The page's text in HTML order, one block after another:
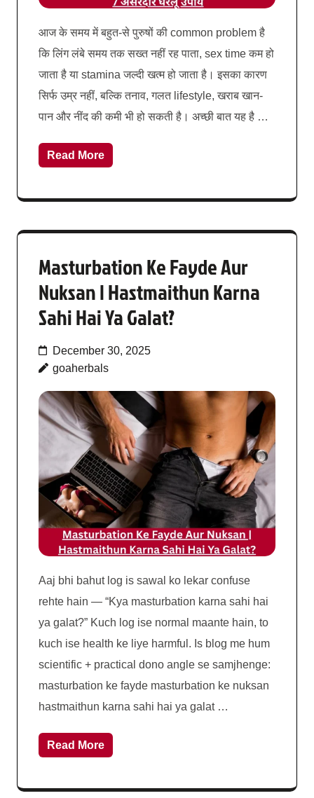
आज के समय में बहुत-से पुरुषों की common problem है
कि लिंग लंबे समय तक सख्त नहीं रह पाता, sex time कम हो
जाता है या stamina जल्दी खत्म हो जाता है। इसका कारण
सिर्फ उम्र नहीं, बल्कि तनाव, गलत lifestyle, खराब खान-
पान और नींद की कमी भी हो सकती है। अच्छी बात यह है …
Read More
Masturbation Ke Fayde Aur
Nuksan | Hastmaithun Karna
Sahi Hai Ya Galat?
December 30, 2025
goaherbals
Aaj bhi bahut log is sawal ko lekar confuse
rehte hain — “Kya masturbation karna sahi hai
ya galat?” Kuch log ise normal maante hain, to
kuch ise health ke liye harmful. Is blog me hum
scientific + practical dono angle se samjhenge:
masturbation ke fayde masturbation ke nuksan
hastmaithun karna sahi hai ya galat …
Read More